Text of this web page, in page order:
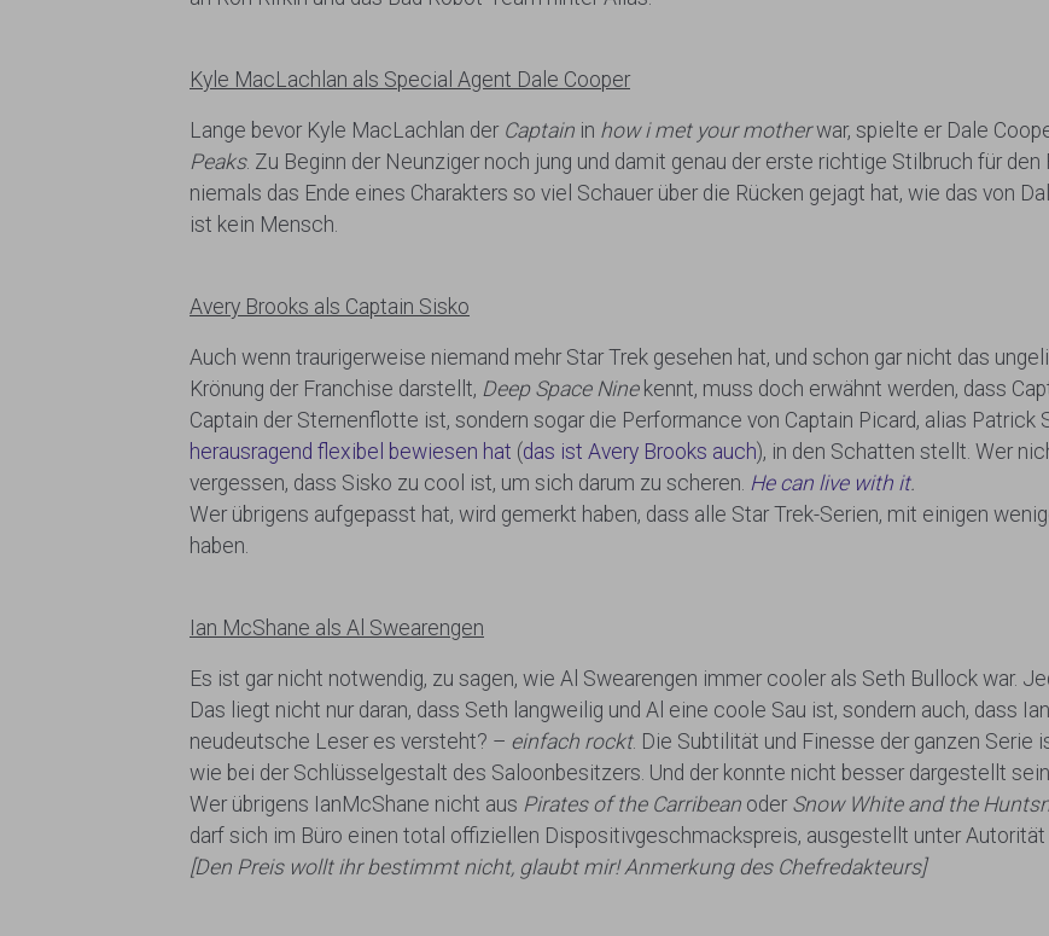
Kyle MacLachlan als Special Agent Dale Cooper
Lange bevor Kyle MacLachlan der Captain in how i met your motherwar, spielte er Dale
Peaks. Zu Beginn der Neunziger noch jung und damit genau der erste richtige Stilbruch für
niemals das Ende eines Charakters so viel Schauer über die Rücken gejagt hat, wie das von
ist kein Mensch.
Avery Brooks als Captain Sisko
Auch wenn traurigerweise niemand mehr Star Trek gesehen hat, und schon gar nicht das
Krönung der Franchise darstellt, Deep Space Ninekennt, muss doch erwähnt werden, dass
Captain der Sternenflotte ist, sondern sogar die Performance von Captain Picard, alias
herausragend flexibel bewiesen hat (das ist Avery Brooks auch), in den Schatten stellt. Wer
vergessen, dass Sisko zu cool ist, um sich darum zu scheren. He can live with it.
Wer übrigens aufgepasst hat, wird gemerkt haben, dass alle Star Trek-Serien, mit einigen
haben.
Ian McShane als Al Swearengen
Es ist gar nicht notwendig, zu sagen, wie Al Swearengen immer cooler als Seth Bullock war.
Das liegt nicht nur daran, dass Seth langweilig und Al eine coole Sau ist, sondern auch, dass
neudeutsche Leser es versteht? – einfach rockt. Die Subtilität und Finesse der ganzen Serie
wie bei der Schlüsselgestalt des Saloonbesitzers. Und der konnte nicht besser dargestellt
Wer übrigens IanMcShane nicht aus Pirates of the Carribean oder Snow White and the
darf sich im Büro einen total offiziellen Dispositivgeschmackspreis, ausgestellt unter
[Den Preis wollt ihr bestimmt nicht, glaubt mir! Anmerkung des Chefredakteurs]